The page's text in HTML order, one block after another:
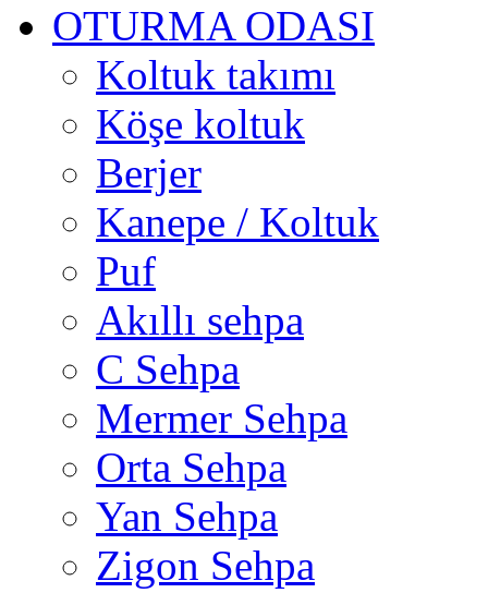
OTURMA ODASI
Koltuk takımı
Köşe koltuk
Berjer
Kanepe / Koltuk
Puf
Akıllı sehpa
C Sehpa
Mermer Sehpa
Orta Sehpa
Yan Sehpa
Zigon Sehpa